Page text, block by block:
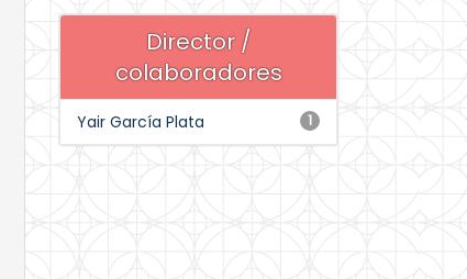
Director /
colaboradores
1
Yair García Plata